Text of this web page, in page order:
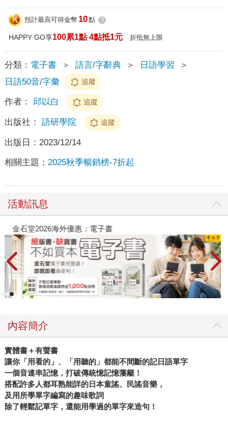
預計最高可得金幣 10點 ?
HAPPY GO享100累1點 4點抵1元 折抵無上限
分類： 電子書 ＞ 語言/字辭典 ＞ 日語學習
＞
日語50音/字彙
追蹤
作者： 邱以白 追蹤
出版社： 語研學院 追蹤
出版日： 2023/12/14
相關主題： 2025秋季暢銷榜-7折起
活動訊息
金石堂2026海外優惠：電子書
內容簡介
實體書＋有聲書
讓你「用看的」、「用聽的」都能不間斷的記日語單字
一個音連串記憶，打破傳統憶記憶藩籬！
搭配許多人都耳熟能詳的日本童謠、民謠音樂，
及用所學單字編寫的趣味歌詞
除了輕鬆記單字，還能用學過的單字來造句！